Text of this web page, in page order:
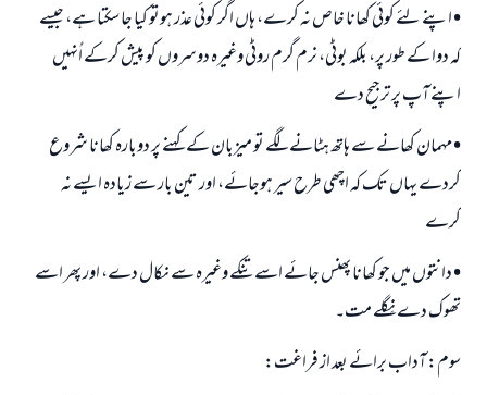
• اپنے لئے کوئی کھانا خاص نہ کرے، ہاں اگر کوئی عذر ہوتو کیا جا سکتا ہے، جیسے
کہ دوا کے طور پر، بلکہ بوٹی، نرم گرم روٹی وغیرہ دوسروں کو پیش کرکے اُنہیں
اپنے آپ پر ترجیح دے
• مہمان کھانے سے ہاتھ ہٹانے لگے تو میزبان کے کہنے پر دوبارہ کھانا شروع
کردے یہاں تک کہ اچھی طرح سیر ہوجائے، اور تین بار سے زیادہ ایسے نہ
کرے
• دانتوں میں جو کھانا پھنس جائے اسے تنکے وغیرہ سے نکال دے، اور پھر اسے
تھوک دے نِگلے مت۔
سوم: آداب برائے بعد از فراغت: